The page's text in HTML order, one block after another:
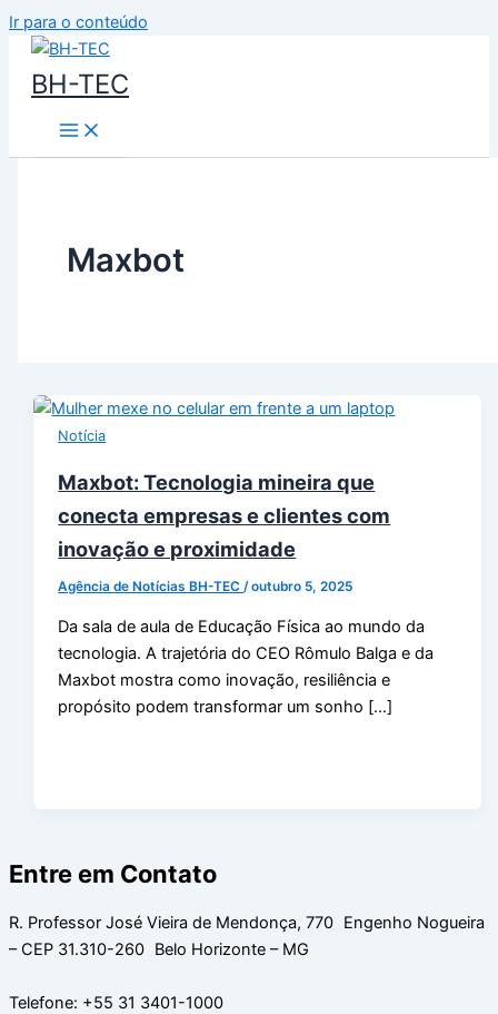
Ir para o conteúdo
BH-TEC
Maxbot
Notícia
Maxbot: Tecnologia mineira que
conecta empresas e clientes com
inovação e proximidade
Agência de Notícias BH-TEC/outubro 5, 2025
Da sala de aula de Educação Física ao mundo da
tecnologia. A trajetória do CEO Rômulo Balga e da
Maxbot mostra como inovação, resiliência e
propósito podem transformar um sonho […]
Entre em Contato
R. Professor José Vieira de Mendonça, 770 Engenho Nogueira
– CEP 31.310-260 Belo Horizonte – MG
Telefone: +55 31 3401-1000